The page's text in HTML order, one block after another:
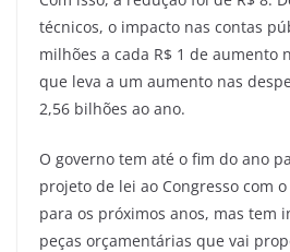
técnicos, o impacto nas contas
milhões a cada R$ 1 de aumento
que leva a um aumento nas
2,56 bilhões ao ano.
O governo tem até o fim do ano
projeto de lei ao Congresso com
para os próximos anos, mas tem
peças orçamentárias que vai